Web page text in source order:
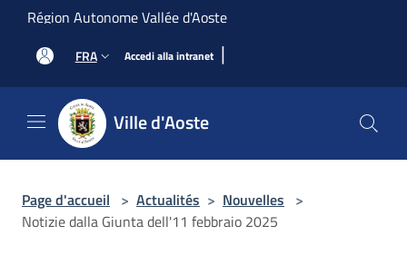
Salta al contenuto principale
Région Autonome Vallée d'Aoste
FRA Accedi alla intranet |
Ville d'Aoste
Page d'accueil > Actualités > Nouvelles >
Notizie dalla Giunta dell'11 febbraio 2025